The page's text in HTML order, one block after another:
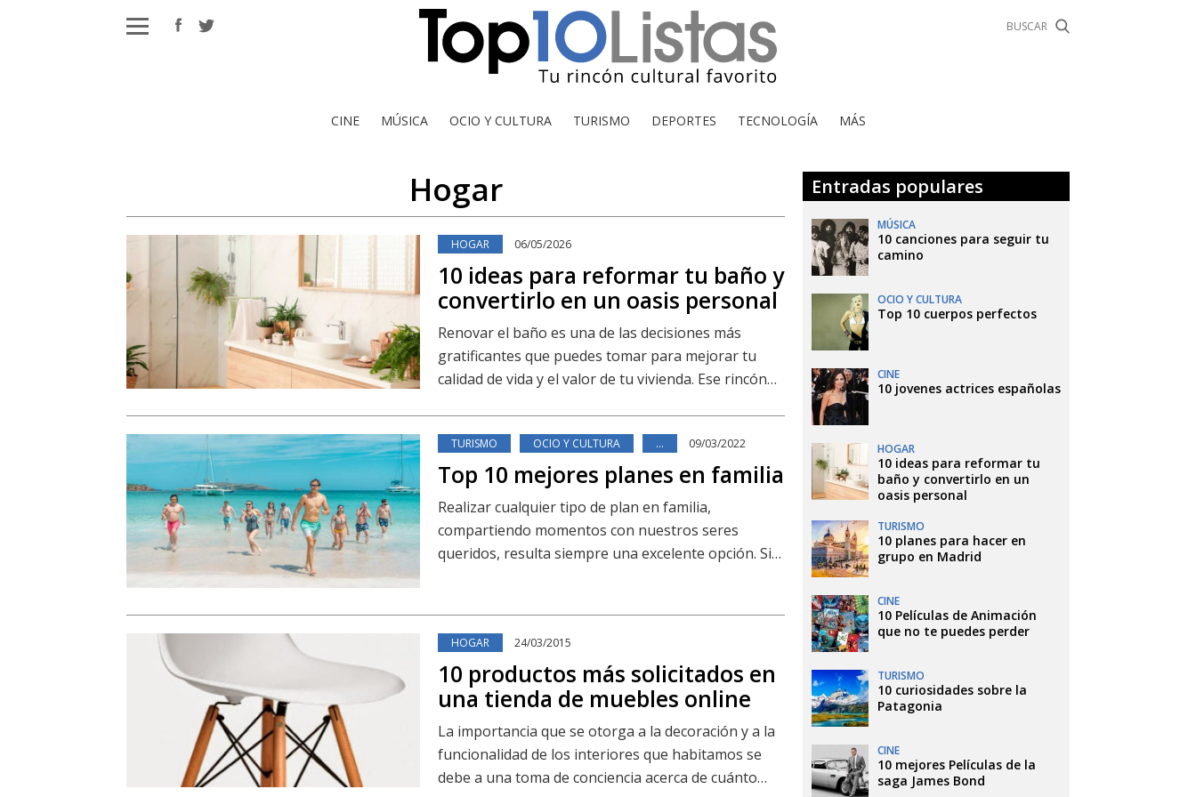
CINE MÚSICA OCIO Y CULTURA TURISMO DEPORTES TECNOLOGÍA MÁS
Hogar
HOGAR 06/05/2026
10 ideas para reformar tu baño y
convertirlo en un oasis personal
Renovar el baño es una de las decisiones más
gratificantes que puedes tomar para mejorar tu
calidad de vida y el valor de tu vivienda. Ese rincón
TURISMO OCIO Y CULTURA … 09/03/2022
Top 10 mejores planes en familia
Realizar cualquier tipo de plan en familia,
compartiendo momentos con nuestros seres
queridos, resulta siempre una excelente opción. Si
HOGAR 24/03/2015
10 productos más solicitados en
una tienda de muebles online
La importancia que se otorga a la decoración y a la
funcionalidad de los interiores que habitamos se
debe a una toma de conciencia acerca de cuánto
Entradas populares
MÚSICA
10 canciones para seguir tu
camino
OCIO Y CULTURA
Top 10 cuerpos perfectos
CINE
10 jovenes actrices españolas
HOGAR
10 ideas para reformar tu
baño y convertirlo en un
oasis personal
TURISMO
10 planes para hacer en
grupo en Madrid
CINE
10 Películas de Animación
que no te puedes perder
TURISMO
10 curiosidades sobre la
Patagonia
CINE
10 mejores Películas de la
saga James Bond